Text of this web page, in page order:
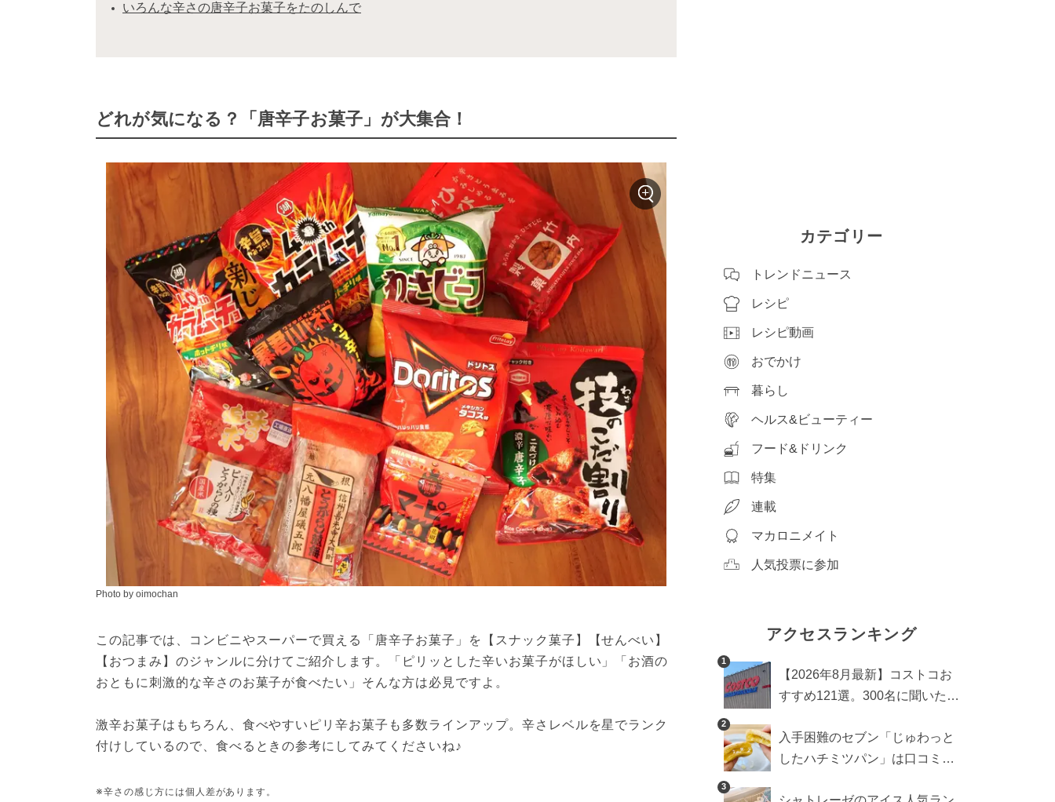
いろんな辛さの唐辛子お菓子をたのしんで
どれが気になる？「唐辛子お菓子」が大集合！
Photo by oimochan
この記事では、コンビニやスーパーで買える「唐辛子お菓子」を【スナック菓子】【せんべい】
【おつまみ】のジャンルに分けてご紹介します。「ピリッとした辛いお菓子がほしい」「お酒の
おともに刺激的な辛さのお菓子が食べたい」そんな方は必見ですよ。
激辛お菓子はもちろん、食べやすいピリ辛お菓子も多数ラインアップ。辛さレベルを星でランク
付けしているので、食べるときの参考にしてみてくださいね♪
※辛さの感じ方には個人差があります。
カテゴリー
トレンドニュース
レシピ
レシピ動画
おでかけ
暮らし
ヘルス&ビューティー
フード&ドリンク
特集
連載
マカロニメイト
人気投票に参加
アクセスランキング
1
【2026年8月最新】コストコお
すすめ121選。300名に聞いた買
め商品も
2
入手困難のセブン「じゅわっと
したハチミツパン」は口コミ通
3